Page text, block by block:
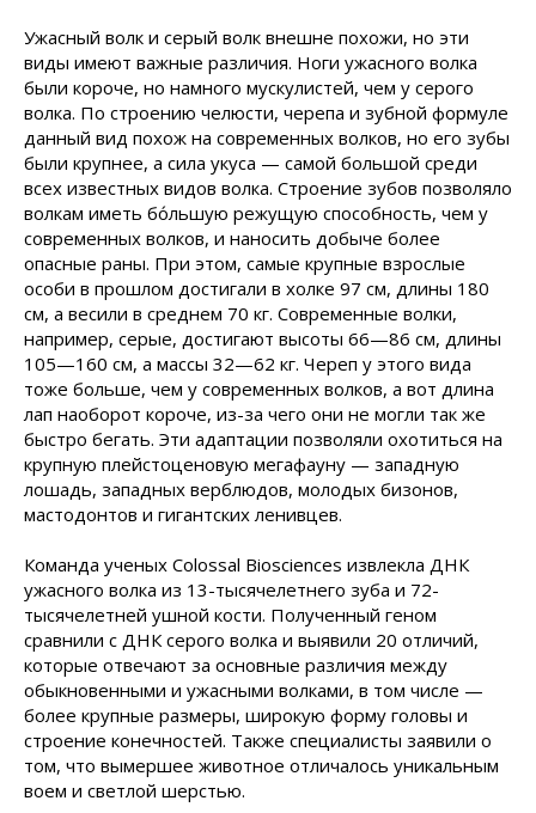
Ужасный волк и серый волк внешне похожи, но эти
виды имеют важные различия. Ноги ужасного волка
были короче, но намного мускулистей, чем у серого
волка. По строению челюсти, черепа и зубной формуле
данный вид похож на современных волков, но его зубы
были крупнее, а сила укуса — самой большой среди
всех известных видов волка. Строение зубов позволяло
волкам иметь бо́льшую режущую способность, чем у
современных волков, и наносить добыче более
опасные раны. При этом, самые крупные взрослые
особи в прошлом достигали в холке 97 см, длины 180
см, а весили в среднем 70 кг. Современные волки,
например, серые, достигают высоты 66—86 см, длины
105—160 см, а массы 32—62 кг. Череп у этого вида
тоже больше, чем у современных волков, а вот длина
лап наоборот короче, из-за чего они не могли так же
быстро бегать. Эти адаптации позволяли охотиться на
крупную плейстоценовую мегафауну — западную
лошадь, западных верблюдов, молодых бизонов,
мастодонтов и гигантских ленивцев.
Команда ученых Colossal Biosciences извлекла ДНК
ужасного волка из 13-тысячелетнего зуба и 72-
тысячелетней ушной кости. Полученный геном
сравнили с ДНК серого волка и выявили 20 отличий,
которые отвечают за основные различия между
обыкновенными и ужасными волками, в том числе —
более крупные размеры, широкую форму головы и
строение конечностей. Также специалисты заявили о
том, что вымершее животное отличалось уникальным
воем и светлой шерстью.